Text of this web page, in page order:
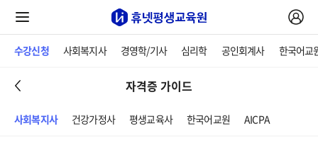
수강신청 사회복지사 경영학/기사 심리학 공인회계사 한국어교
자격증 가이드
사회복지사 건강가정사 평생교육사 한국어교원 AICPA